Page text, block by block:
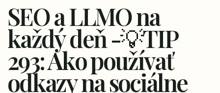
SEO a LLMO na
každý deň -💡TIP
293: Ako používať
odkazy na sociálne